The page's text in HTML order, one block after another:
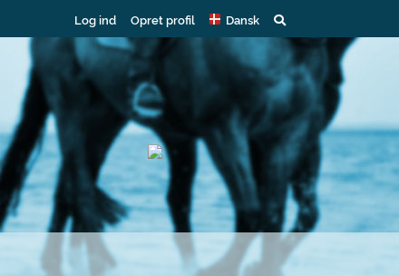
Log ind Opret profil Dansk